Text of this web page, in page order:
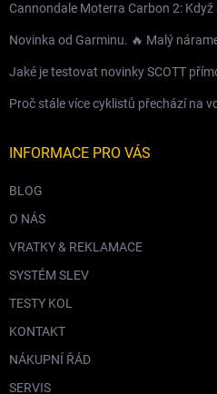
Cannondale Moterra Carbon 2:
Novinka od Garminu. 🔥 Malý
Jaké je testovat novinky SCOTT
Proč stále více cyklistů přechází na
INFORMACE PRO VÁS
BLOG
O NÁS
VRATKY & REKLAMACE
SYSTÉM SLEV
TESTY KOL
KONTAKT
NÁKUPNÍ ŘÁD
SERVIS